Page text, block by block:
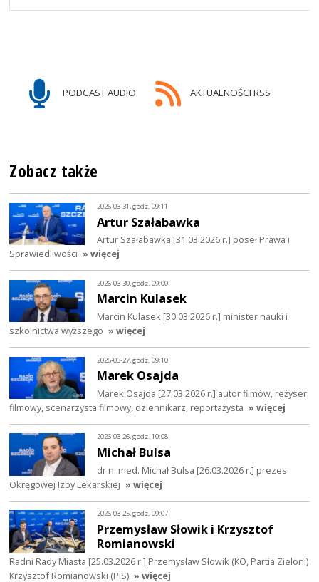
PODCAST AUDIO AKTUALNOŚCI RSS
Zobacz także
2026-03-31, godz. 09:11
Artur Szałabawka
Artur Szałabawka [31.03.2026 r.] poseł Prawa i
Sprawiedliwości » więcej
2026-03-30, godz. 09:00
Marcin Kulasek
Marcin Kulasek [30.03.2026 r.] minister nauki i
szkolnictwa wyższego » więcej
2026-03-27, godz. 09:10
Marek Osajda
Marek Osajda [27.03.2026 r.] autor filmów, reżyser
filmowy, scenarzysta filmowy, dziennikarz, reportażysta » więcej
2026-03-26, godz. 10:08
Michał Bulsa
dr n. med. Michał Bulsa [26.03.2026 r.] prezes
Okręgowej Izby Lekarskiej » więcej
2026-03-25, godz. 09:07
Przemysław Słowik i Krzysztof
Romianowski
Radni Rady Miasta [25.03.2026 r.] Przemysław Słowik (KO, Partia Zieloni)
Krzysztof Romianowski (PiS) » więcej